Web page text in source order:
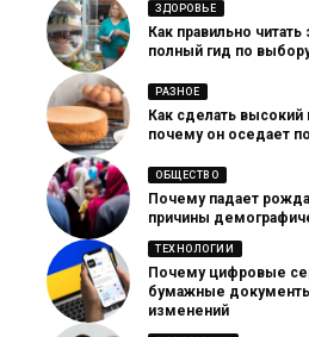
ЗДОРОВЬЕ
Как правильно
полный гид по
РАЗНОЕ
Как сделать
почему он оседает
ОБЩЕСТВО
Почему падает
причины
ТЕХНОЛОГИИ
Почему цифровые
бумажные
изменений